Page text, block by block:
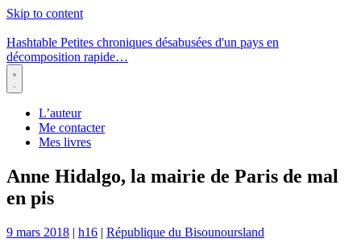
Skip to content
Hashtable Petites chroniques désabusées d'un pays en
décomposition rapide…
Menu
L’auteur
Me contacter
Mes livres
Anne Hidalgo, la mairie de Paris de mal
en pis
9 mars 2018 | h16 | République du Bisounoursland